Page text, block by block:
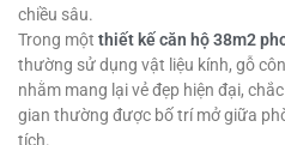
chiều sâu.
Trong một thiết kế căn hộ 38m2
thường sử dụng vật liệu kính, gỗ
nhằm mang lại vẻ đẹp hiện đại,
gian thường được bố trí mở giữa
tích.